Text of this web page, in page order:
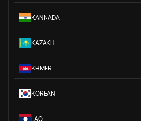
KANNADA
KAZAKH
KHMER
KOREAN
LAO